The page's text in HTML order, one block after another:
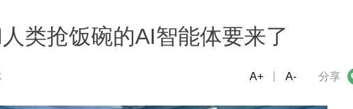
类抢饭碗的AI智能体要来了
分享
微信 微博
A+ A-